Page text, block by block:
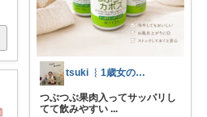
tsuki ︴1歳女の子ママ🌙
つぶつぶ果肉入ってサッパリし
てて飲みやすい ...